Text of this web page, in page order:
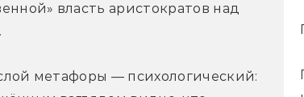
власть аристократов над
метафоры — психологический: